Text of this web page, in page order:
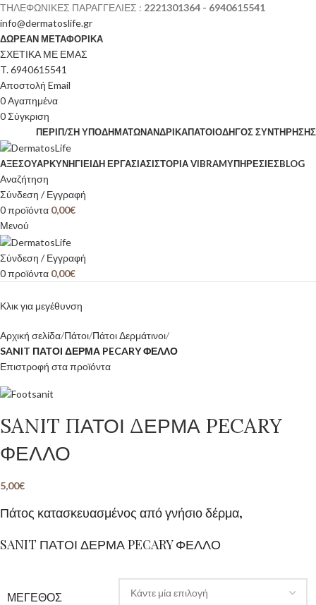
ΤΗΛΕΦΩΝΙΚΕΣ ΠΑΡΑΓΓΕΛΙΕΣ : 2221301364 - 6940615541
info@dermatoslife.gr
ΔΩΡΕΑΝ ΜΕΤΑΦΟΡΙΚΑ
ΣΧΕΤΙΚΑ ΜΕ ΕΜΑΣ
T. 6940615541
Αποστολή Email
0Αγαπημένα
0Σύγκριση
ΠΕΡΙΠ/ΣΗ ΥΠΟΔΗΜΆΤΩΝΑΝΔΡΙΚΆΠΆΤΟΙΟΔΗΓΌΣ ΣΥΝΤΉΡΗΣΗΣ
ΑΞΕΣΟΥΆΡΚΥΝΉΓΙΕΊΔΗ ΕΡΓΑΣΊΑΣΙΣΤΟΡΊΑ VIBRAMΥΠΗΡΕΣΙΕΣBLOG
Αναζήτηση
Σύνδεση / Εγγραφή
0προϊόντα 0,00€
Μενού
Σύνδεση / Εγγραφή
0προϊόντα 0,00€
Κλικ για μεγέθυνση
Αρχική σελίδα Πάτοι Πάτοι Δερμάτινοι
SANIT ΠΑΤΟΙ ΔΕΡΜΑ PECARY ΦΕΛΛΟ
Επιστροφή στα προϊόντα
SANIT ΠΑΤΟΙ ΔΕΡΜΑ PECARY
ΦΕΛΛΟ
5,00€
Πάτος κατασκευασμένος από γνήσιο δέρμα,
SANIT ΠΑΤΟΙ ΔΕΡΜΑ PECARY ΦΕΛΛΟ
ΜΕΓΕΘΟΣ